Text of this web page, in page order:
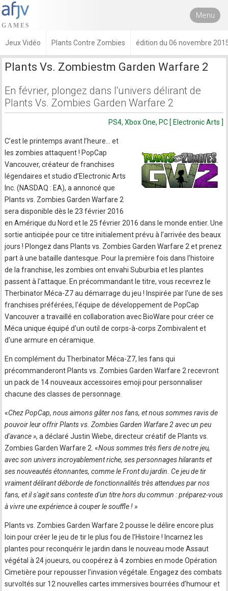
Menu
Jeux Vidéo Plants Contre Zombies édition du 06 novembre
Plants Vs. Zombiestm Garden Warfare 2
En février, plongez dans l'univers délirant de
Plants Vs. Zombies Garden Warfare 2
PS4, Xbox One, PC [ Electronic Arts ]
C’est le printemps avant l’heure... et
les zombies attaquent ! PopCap
Vancouver, créateur de franchises
légendaires et studio d’Electronic Arts
Inc. (NASDAQ : EA), a annoncé que
Plants vs. Zombies Garden Warfare 2
sera disponible dès le 23 février 2016
en Amérique du Nord et le 25 février 2016 dans le monde entier. Une
sortie anticipée pour ce titre initialement prévu à l’arrivée des beaux
jours ! Plongez dans Plants vs. Zombies Garden Warfare 2 et prenez
part à une bataille dantesque. Pour la première fois dans l’histoire
de la franchise, les zombies ont envahi Suburbia et les plantes
passent à l'attaque. En précommandant le titre, vous recevrez le
Therbinator Méca-Z7 au démarrage du jeu ! Inspirée par l'une de ses
franchises préférées, l'équipe de développement de PopCap
Vancouver a travaillé en collaboration avec BioWare pour créer ce
Méca unique équipé d'un outil de corps-à-corps Zombivalent et
d'une armure en céramique.
En complément du Therbinator Méca-Z7, les fans qui
précommanderont Plants vs. Zombies Garden Warfare 2 recevront
un pack de 14 nouveaux accessoires emoji pour personnaliser
chacune des classes de personnage.
«Chez PopCap, nous aimons gâter nos fans, et nous sommes ravis de
pouvoir leur offrir Plants vs. Zombies Garden Warfare 2 avec un peu
d'avance », a déclaré Justin Wiebe, directeur créatif de Plants vs.
Zombies Garden Warfare 2. «Nous sommes très fiers de notre jeu,
avec son univers incroyablement riche, ses personnages hilarants et
ses nouveautés étonnantes, comme le Front du jardin. Ce jeu de tir
vraiment délirant déborde de fonctionnalités très attendues par nos
fans, et il s'agit sans conteste d'un titre hors du commun : préparez-vous
à vivre une expérience à couper le souffle ! »
Plants vs. Zombies Garden Warfare 2 pousse le délire encore plus
loin pour créer le jeu de tir le plus fou de l’Histoire ! Incarnez les
plantes pour reconquérir le jardin dans le nouveau mode Assaut
végétal à 24 joueurs, ou coopérez à 4 zombies en mode Opération
Cimetière pour repousser l’invasion végétale. Engagez des combats
survoltés sur 12 nouvelles cartes immersives bourrées d’humour et